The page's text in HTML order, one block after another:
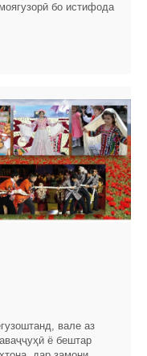
бо истифода
вале аз
ё бештар